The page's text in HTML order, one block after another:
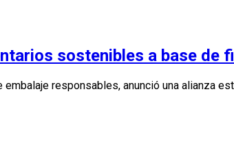
sostenibles a base de
responsables, anunció una alianza